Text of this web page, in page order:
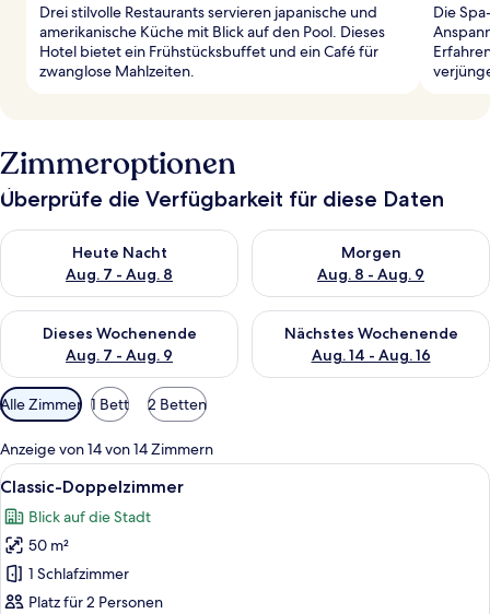
Drei stilvolle Restaurants servieren japanische und
amerikanische Küche mit Blick auf den Pool. Dieses
Hotel bietet ein Frühstücksbuffet und ein Café für
zwanglose Mahlzeiten.
Die
Zimmeroptionen
Überprüfe die Verfügbarkeit für diese Daten
Heute Nacht
Aug. 7 - Aug. 8
Überprüfe die Verfügbarkeit für heute Nacht, Aug. 7 - Aug. 8.
Morgen
Aug. 8 - Aug. 9
Überprüfe die Verfügbarkeit
Dieses Wochenende
Aug. 7 - Aug. 9
Überprüfe die Verfügbarkeit für dieses Wochenende, Aug. 7
Nächstes Wochenende
Aug. 14 - Aug. 16
Überprüfe die Verfügbarkeit
Verfügbare
Filter
für
Zimmer
Alle Zimmer 1 Bett 2 Betten
Anzeige von 14 von 14 Zimmern
Alle
Fotos
für
Classic-
Doppelzimmer
anzeigen
Ein modernes Hotelzimmer mit
6
Classic-Doppelzimmer
Blick auf die Stadt
50 m²
1 Schlafzimmer
Platz für 2 Personen